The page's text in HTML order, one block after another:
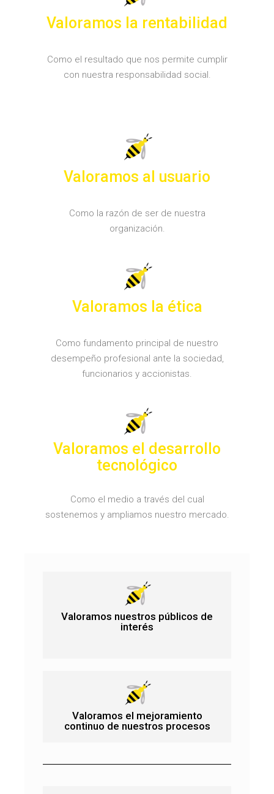
Valoramos la rentabilidad
Como el resultado que nos permite cumplir
con nuestra responsabilidad social.
Valoramos al usuario
Como la razón de ser de nuestra
organización.
Valoramos la ética
Como fundamento principal de nuestro
desempeño profesional ante la sociedad,
funcionarios y accionistas.
Valoramos el desarrollo
tecnológico
Como el medio a través del cual
sostenemos y ampliamos nuestro mercado.
Valoramos nuestros públicos de
interés
Valoramos el mejoramiento
continuo de nuestros procesos